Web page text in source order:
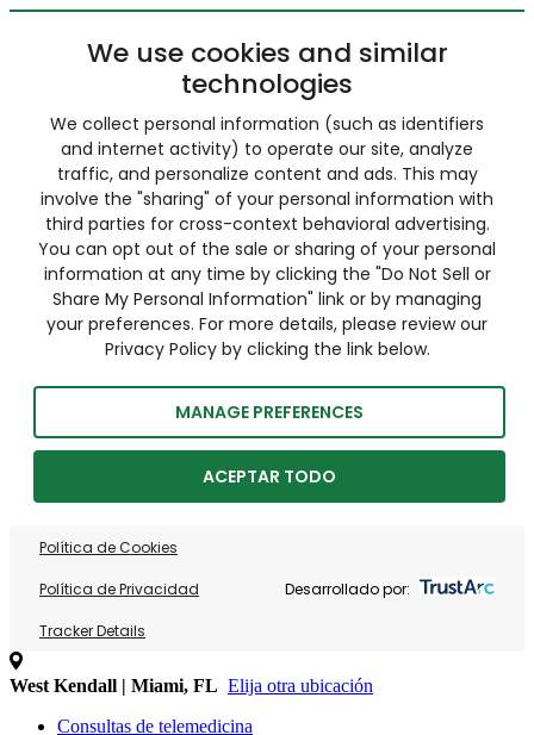
We use cookies and similar
technologies
We collect personal information (such as identifiers
and internet activity) to operate our site, analyze
traffic, and personalize content and ads. This may
involve the "sharing" of your personal information with
third parties for cross-context behavioral advertising.
You can opt out of the sale or sharing of your personal
information at any time by clicking the "Do Not Sell or
Share My Personal Information" link or by managing
your preferences. For more details, please review our
Privacy Policy by clicking the link below.
MANAGE PREFERENCES
ACEPTAR TODO
Política de Cookies
Política de Privacidad
Tracker Details
Desarrollado por:
West Kendall | Miami, FL Elija otra ubicación
Consultas de telemedicina